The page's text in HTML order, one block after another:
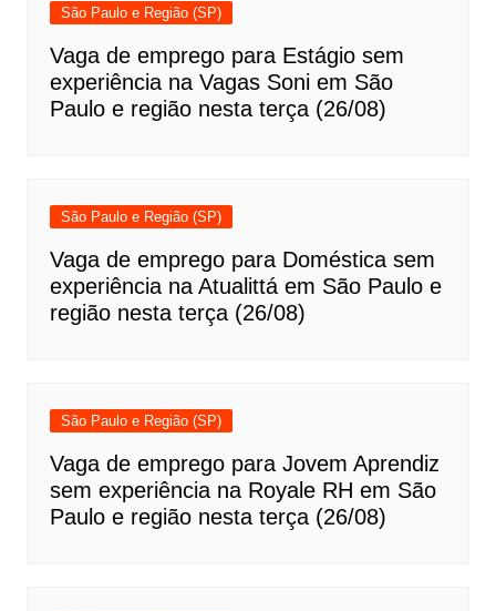
São Paulo e Região (SP)
Vaga de emprego para Estágio sem
experiência na Vagas Soni em São
Paulo e região nesta terça (26/08)
São Paulo e Região (SP)
Vaga de emprego para Doméstica sem
experiência na Atualittá em São Paulo e
região nesta terça (26/08)
São Paulo e Região (SP)
Vaga de emprego para Jovem Aprendiz
sem experiência na Royale RH em São
Paulo e região nesta terça (26/08)